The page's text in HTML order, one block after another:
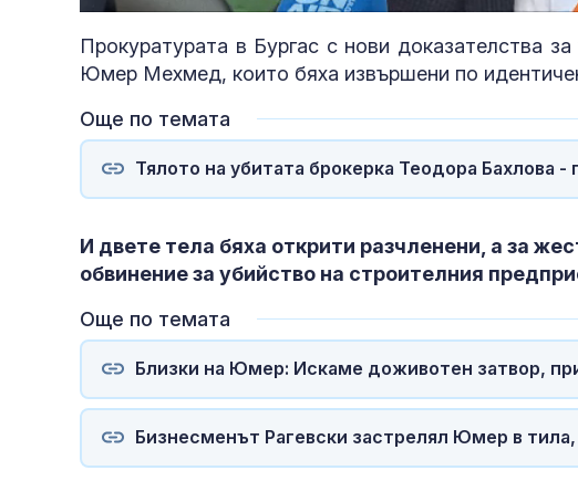
Прокуратурата в Бургас с нови доказателства
Юмер Мехмед, които бяха извършени по
Още по темата
Тялото на убитата брокерка Теодора Бахлова
И двете тела бяха открити разчленени, а за
обвинение за убийство на строителния
Още по темата
Близки на Юмер: Искаме доживотен затвор,
Бизнесменът Рагевски застрелял Юмер в